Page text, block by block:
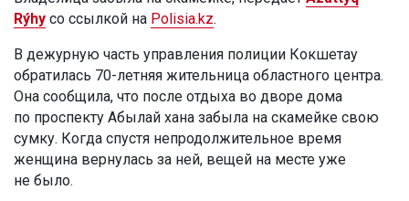
Rýhy со ссылкой на Polisia.kz.
В дежурную часть управления полиции Кокшетау
обратилась 70-летняя жительница областного центра.
Она сообщила, что после отдыха во дворе дома
по проспекту Абылай хана забыла на скамейке свою
сумку. Когда спустя непродолжительное время
женщина вернулась за ней, вещей на месте уже
не было.